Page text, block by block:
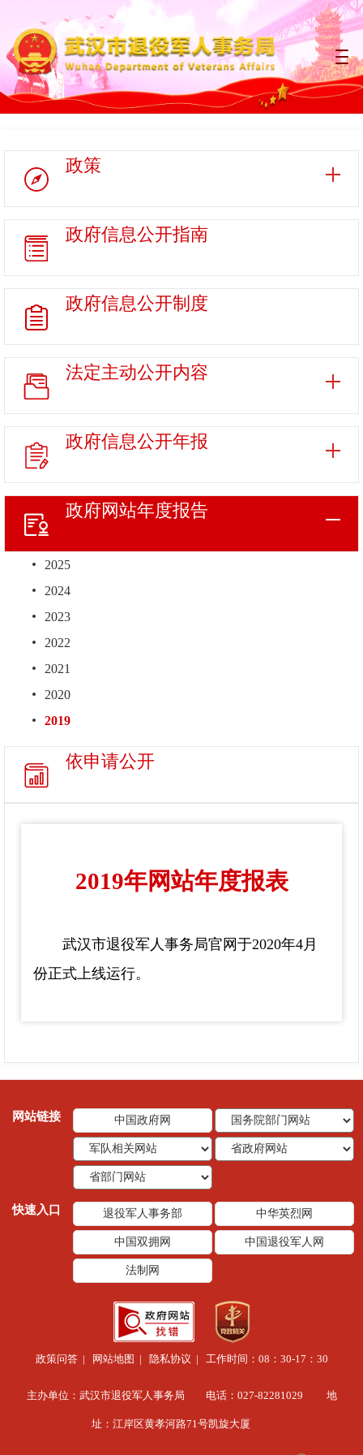
政策
政府信息公开指南
政府信息公开制度
法定主动公开内容
政府信息公开年报
政府网站年度报告
2025
2024
2023
2022
2021
2020
2019
依申请公开
2019年网站年度报表
武汉市退役军人事务局官网于2020年4月
份正式上线运行。
网站链接 中国政府网
快速入口 退役军人事务部 中华英烈网
中国双拥网 中国退役军人网
法制网
政策问答| 网站地图 | 隐私协议 | 工作时间：08：30-17：30
主办单位：武汉市退役军人事务局 电话：027-82281029 地
址：江岸区黄孝河路71号凯旋大厦